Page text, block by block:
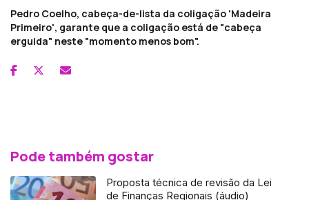
Pedro Coelho, cabeça-de-lista da coligação 'Madeira
Primeiro', garante que a coligação está de "cabeça
erguida" neste "momento menos bom".
Pode também gostar
Proposta técnica de revisão da Lei
de Finanças Regionais (áudio)